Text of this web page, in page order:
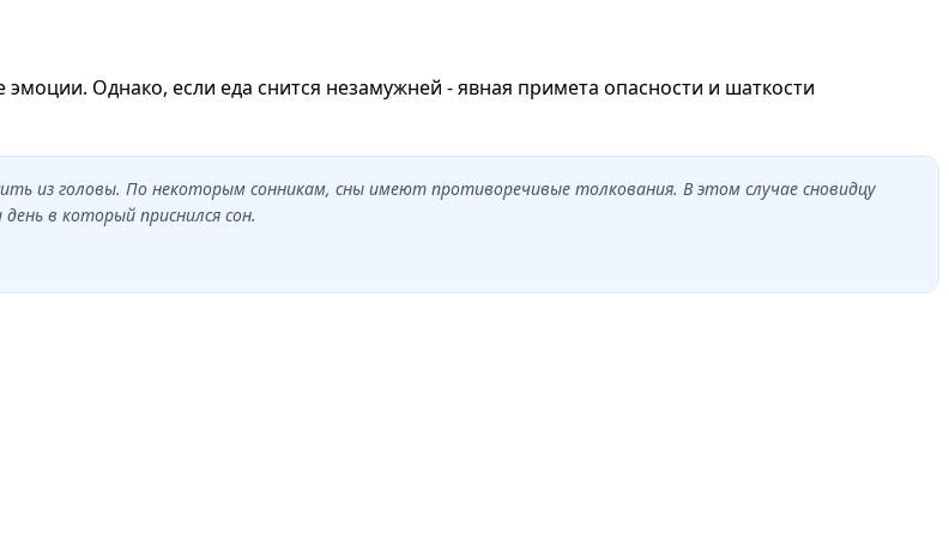
Однако, если еда снится незамужней - явная примета опacноcти и шаткости
из головы. По некоторым сонникам, сны имеют противоречивые толкования. В этом случае сновидцу
в который приснился сон.